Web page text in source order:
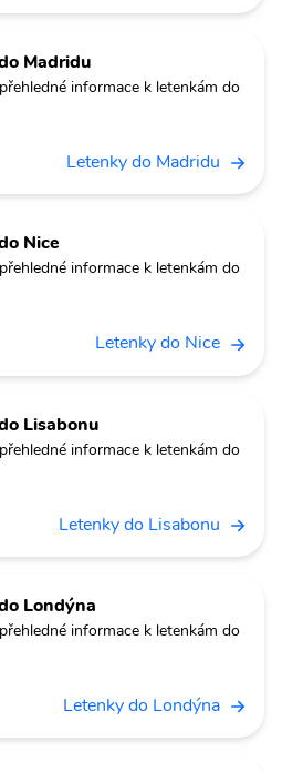
Madridu
informace k letenkám do
Letenky do Madridu
Nice
informace k letenkám do
Letenky do Nice
Lisabonu
informace k letenkám do
Letenky do Lisabonu
Londýna
informace k letenkám do
Letenky do Londýna